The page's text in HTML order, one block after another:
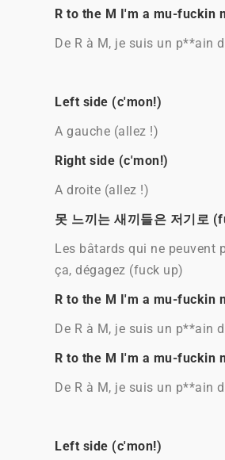
R to the M I'm a mu-fuckin
De R à M, je suis un p**ain
Left side (c'mon!)
A gauche (allez !)
Right side (c'mon!)
A droite (allez !)
못 느끼는 새끼들은 저기로
Les bâtards qui ne peuvent
ça, dégagez (fuck up)
R to the M I'm a mu-fuckin
De R à M, je suis un p**ain
R to the M I'm a mu-fuckin
De R à M, je suis un p**ain
Left side (c'mon!)